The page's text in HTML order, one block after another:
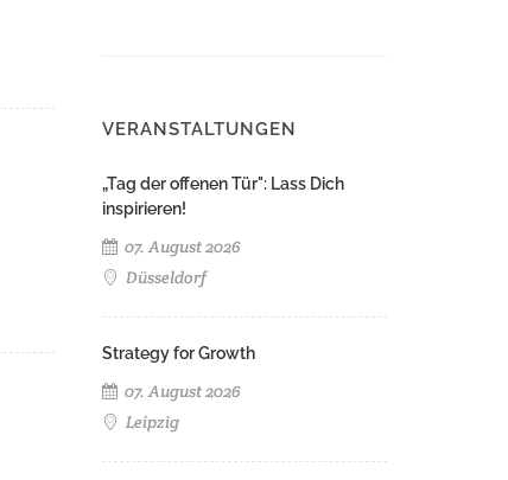
VERANSTALTUNGEN
„Tag der offenen Tür": Lass Dich
inspirieren!
07. August 2026
Düsseldorf
Strategy for Growth
07. August 2026
Leipzig